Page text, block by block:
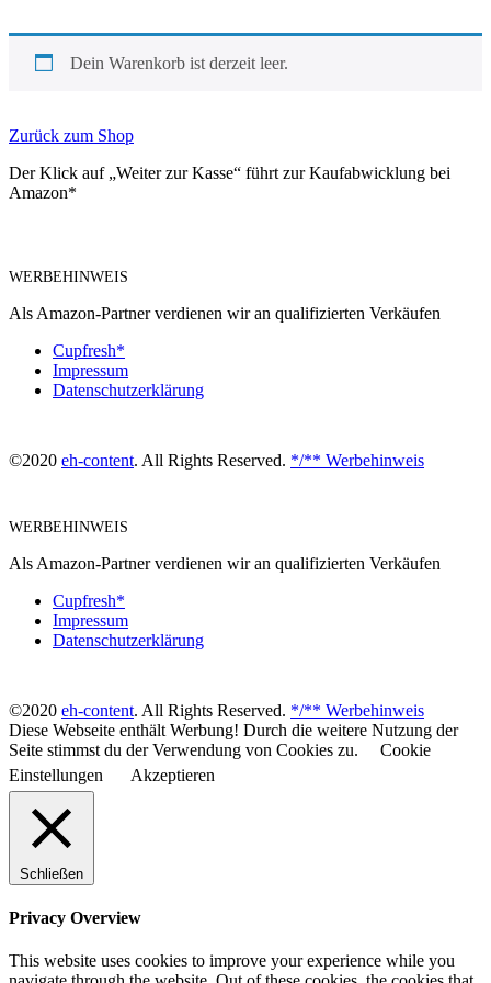
Dein Warenkorb ist derzeit leer.
Zurück zum Shop
Der Klick auf „Weiter zur Kasse“ führt zur Kaufabwicklung bei
Amazon*
WERBEHINWEIS
Als Amazon-Partner verdienen wir an qualifizierten Verkäufen
Cupfresh*
Impressum
Datenschutzerklärung
©2020 eh-content. All Rights Reserved. */** Werbehinweis
WERBEHINWEIS
Als Amazon-Partner verdienen wir an qualifizierten Verkäufen
Cupfresh*
Impressum
Datenschutzerklärung
©2020 eh-content. All Rights Reserved. */** Werbehinweis
Diese Webseite enthält Werbung! Durch die weitere Nutzung der
Seite stimmst du der Verwendung von Cookies zu.
Cookie
Einstellungen
Akzeptieren
Schließen
Privacy Overview
This website uses cookies to improve your experience while you